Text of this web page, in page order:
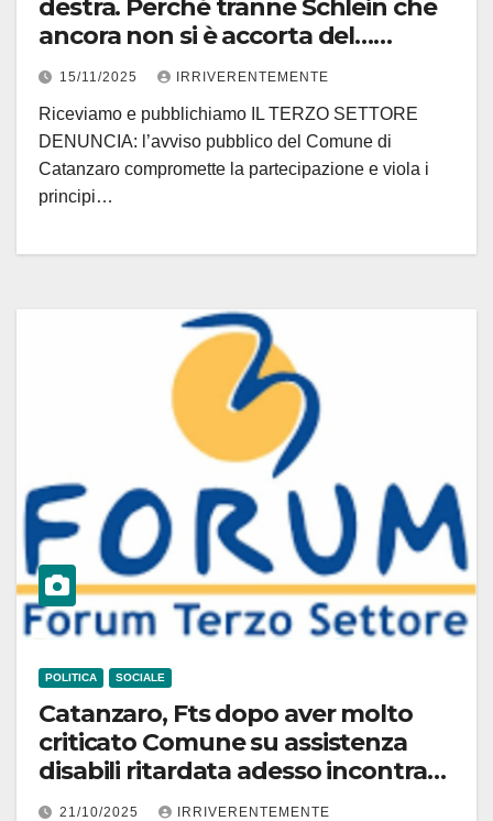
destra. Perché tranne Schlein che
ancora non si è accorta del…
trucco, quelli della sinistra locale lo
hanno smascherato. Stavolta,
come da noi anticipato, sono quelli
dell’Fts
15/11/2025 IRRIVERENTEMENTE
Riceviamo e pubblichiamo IL TERZO SETTORE
DENUNCIA: l’avviso pubblico del Comune di
Catanzaro compromette la partecipazione e viola i
principi…
POLITICA SOCIALE
Catanzaro, Fts dopo aver molto
criticato Comune su assistenza
disabili ritardata adesso incontra
Provincia
21/10/2025 IRRIVERENTEMENTE